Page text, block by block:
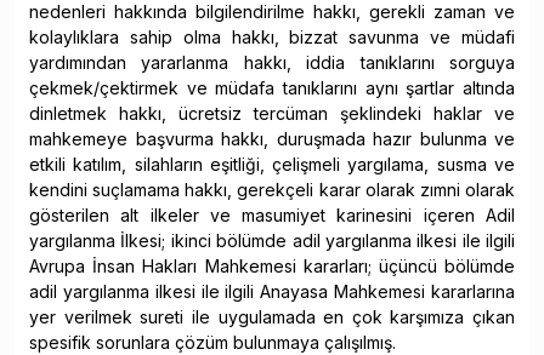
nedenleri hakkında bilgilendirilme hakkı, gerekli zaman ve
kolaylıklara sahip olma hakkı, bizzat savunma ve müdafi
yardımından yararlanma hakkı, iddia tanıklarını sorguya
çekmek/çektirmek ve müdafa tanıklarını aynı şartlar altında
dinletmek hakkı, ücretsiz tercüman şeklindeki haklar ve
mahkemeye başvurma hakkı, duruşmada hazır bulunma ve
etkili katılım, silahların eşitliği, çelişmeli yargılama, susma ve
kendini suçlamama hakkı, gerekçeli karar olarak zımni olarak
gösterilen alt ilkeler ve masumiyet karinesini içeren Adil
yargılanma İlkesi; ikinci bölümde adil yargılanma ilkesi ile ilgili
Avrupa İnsan Hakları Mahkemesi kararları; üçüncü bölümde
adil yargılanma ilkesi ile ilgili Anayasa Mahkemesi kararlarına
yer verilmek sureti ile uygulamada en çok karşımıza çıkan
spesifik sorunlara çözüm bulunmaya çalışılmış.